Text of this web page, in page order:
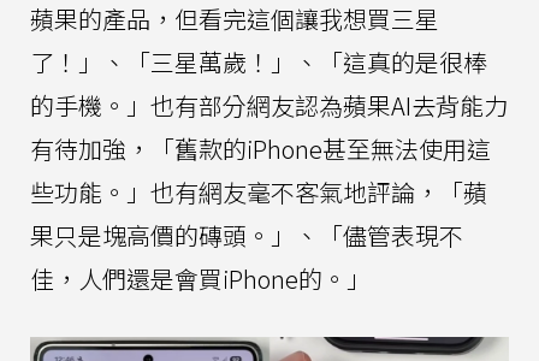
蘋果的產品，但看完這個讓我想買三星
了！」、「三星萬歲！」、「這真的是很棒
的手機。」也有部分網友認為蘋果AI去背能力
有待加強，「舊款的iPhone甚至無法使用這
些功能。」也有網友毫不客氣地評論，「蘋
果只是塊高價的磚頭。」、「儘管表現不
佳，人們還是會買iPhone的。」